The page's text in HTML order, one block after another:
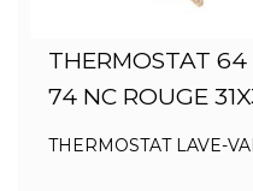
THERMOSTAT 64
74 NC ROUGE
THERMOSTAT LAVE-